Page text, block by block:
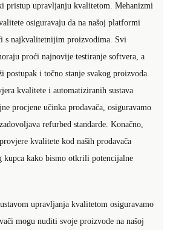
pristup upravljanju kvalitetom. Mehanizmi
osiguravaju da na našoj platformi
s najkvalitetnijim proizvodima. Svi
proći najnovije testiranje softvera, a
postupak i točno stanje svakog proizvoda.
kvalitete i automatiziranih sustava
procjene učinka prodavača, osiguravamo
refurbed standarde. Konačno,
kvalitete kod naših prodavača
kupca kako bismo otkrili potencijalne
upravljanja kvalitetom osiguravamo
mogu nuditi svoje proizvode na našoj